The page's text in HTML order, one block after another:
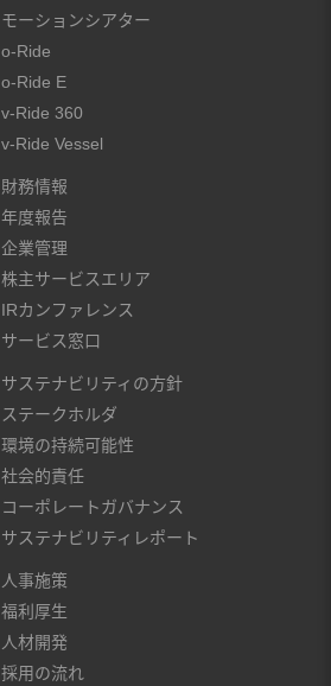
モーションシアター
o-Ride
o-Ride E
v-Ride 360
v-Ride Vessel
財務情報
年度報告
企業管理
株主サービスエリア
IRカンファレンス
サービス窓口
サステナビリティの方針
ステークホルダ
環境の持続可能性
社会的責任
コーポレートガバナンス
サステナビリティレポート
人事施策
福利厚生
人材開発
採用の流れ